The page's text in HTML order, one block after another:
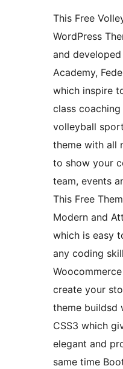
This Free
WordPress
and
Academy,
which inspire
class
volleyball
theme with all
to show your
team, events
This Free
Modern and
which is easy
any coding
create your
theme buildsd
CSS3 which
elegant and
same time